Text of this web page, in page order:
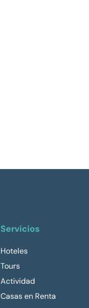
Servicios
Hoteles
Tours
Actividad
Casas en Renta